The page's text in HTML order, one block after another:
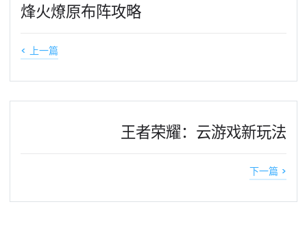
烽火燎原布阵攻略
< 上一篇
王者荣耀：云游戏新玩法
下一篇 >